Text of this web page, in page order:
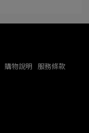
購物說明 服務條款